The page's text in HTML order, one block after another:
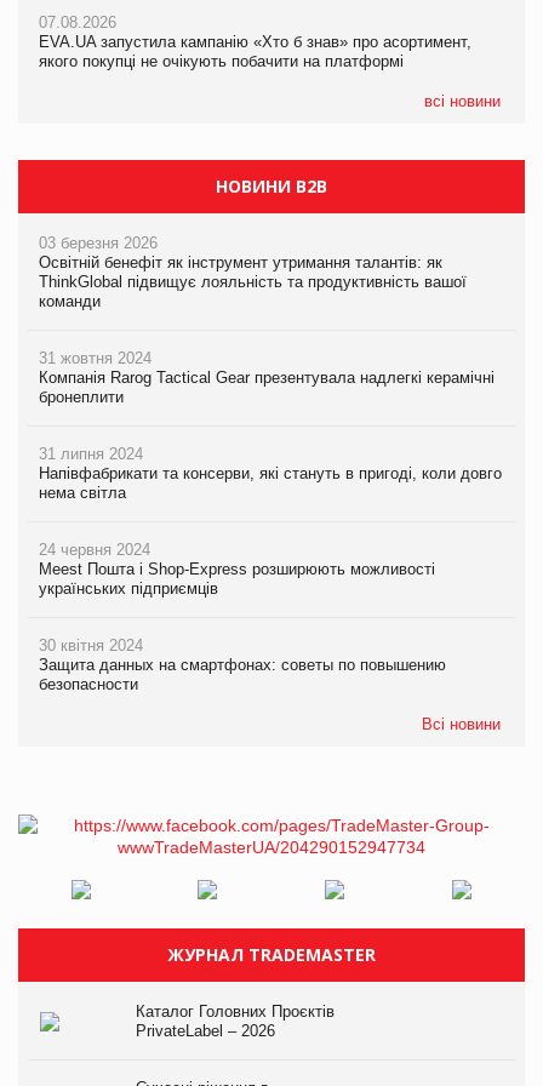
07.08.2026
EVA.UA запустила кампанію «Хто б знав» про асортимент,
якого покупці не очікують побачити на платформі
всі новини
05.08.2026
Мережа супермаркетів VARUS купує мережу магазинів
НОВИНИ B2B
03 березня 2026
Освітній бенефіт як інструмент утримання талантів: як
ThinkGlobal підвищує лояльність та продуктивність вашої
команди
31 жовтня 2024
Компанія Rarog Tactical Gear презентувала надлегкі керамічні
бронеплити
31 липня 2024
Напівфабрикати та консерви, які стануть в пригоді, коли довго
нема світла
24 червня 2024
Meest Пошта і Shop-Express розширюють можливості
українських підприємців
30 квітня 2024
Защита данных на смартфонах: советы по повышению
безопасности
Всі новини
ЖУРНАЛ TRADEMASTER
Каталог Головних Проєктів
PrivateLabel – 2026